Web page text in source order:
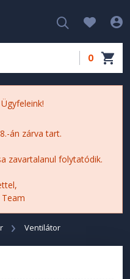
0
án zárva tart.
zavartalanul folytatódik.
Ventilátor